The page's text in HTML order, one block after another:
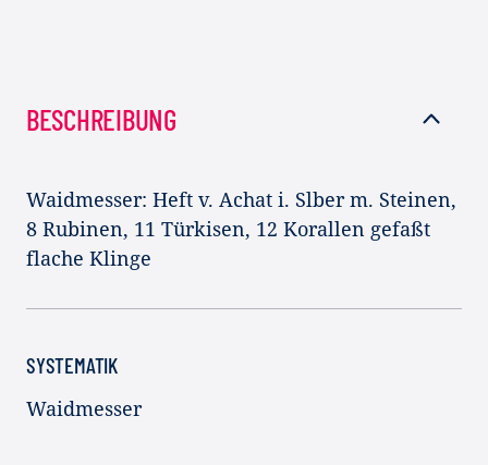
BESCHREIBUNG
Waidmesser: Heft v. Achat i. Slber m. Steinen,
8 Rubinen, 11 Türkisen, 12 Korallen gefaßt
flache Klinge
SYSTEMATIK
Waidmesser